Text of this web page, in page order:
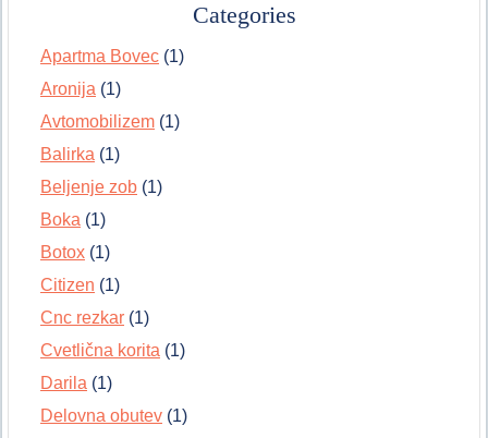
Categories
Apartma Bovec (1)
Aronija (1)
Avtomobilizem (1)
Balirka (1)
Beljenje zob (1)
Boka (1)
Botox (1)
Citizen (1)
Cnc rezkar (1)
Cvetlična korita (1)
Darila (1)
Delovna obutev (1)